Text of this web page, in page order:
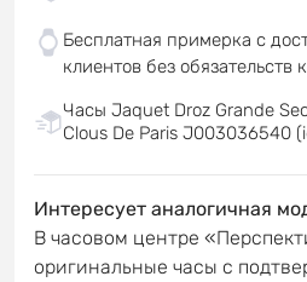
Бесплатная примерка с
клиентов без обязательств
Часы Jaquet Droz Grande
Clous De Paris J003036540
Интересует аналогичная
В часовом центре
оригинальные часы с